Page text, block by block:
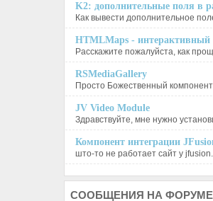
K2: дополнительные поля в
Как вывести дополнительное
HTMLMaps - интерактивный
Расскажите пожалуйста, как
RSMediaGallery
Просто Божественный
JV Video Module
Здравствуйте, мне нужно
Компонент интеграции
што-то не работает сайт у
СООБЩЕНИЯ НА ФОРУМЕ